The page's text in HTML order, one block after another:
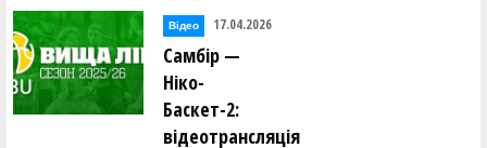
Відео 17.04.2026
Самбір —
Ніко-
Баскет-2:
відеотрансляція